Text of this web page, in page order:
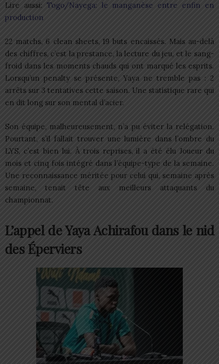
Lire aussi: Togo/Nayega: le manganèse entre enfin en
production
22 matchs, 6 clean sheets, 19 buts encaissés. Mais au-delà
des chiffres, c’est la prestance, la lecture du jeu, et le sang-
froid dans les moments chauds qui ont marqué les esprits.
Lorsqu’un penalty se présente, Yaya ne tremble pas : 2
arrêts sur 3 tentatives cette saison. Une statistique rare qui
en dit long sur son mental d’acier.
Son équipe, malheureusement, n’a pu éviter la relégation.
Pourtant, s’il fallait trouver une lumière dans l’ombre du
LYS, c’est bien lui. À trois reprises, il a été élu Joueur du
mois et cinq fois intégré dans l’équipe-type de la semaine.
Une reconnaissance méritée pour celui qui, semaine après
semaine, tenait tête aux meilleurs attaquants du
championnat.
L’appel de Yaya Achirafou dans le nid
des Éperviers